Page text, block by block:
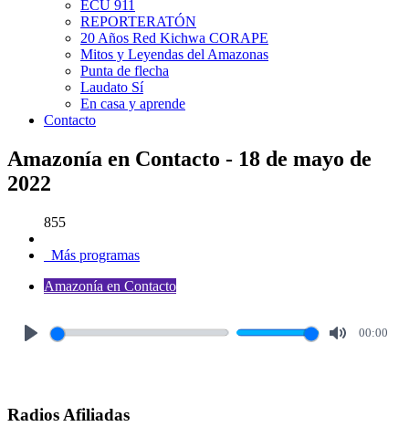
ECU 911
REPORTERATÓN
20 Años Red Kichwa CORAPE
Mitos y Leyendas del Amazonas
Punta de flecha
Laudato Sí
En casa y aprende
Contacto
Amazonía en Contacto - 18 de mayo de
2022
855
Más programas
Amazonía en Contacto
00:00
Radios Afiliadas